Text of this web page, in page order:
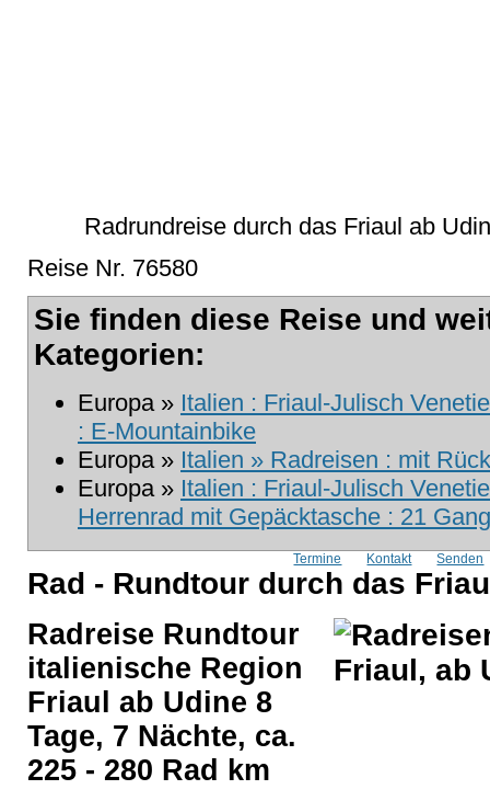
Radrundreise durch das Friaul ab
Reise Nr. 76580
Sie finden diese Reise und
Kategorien:
Europa » Italien : Friaul-Julisch
: E-Mountainbike
Europa » Italien » Radreisen : mit
Europa » Italien : Friaul-Julisch
Herrenrad mit Gepäcktasche : 21
Termine Kontakt Senden
Rad - Rundtour durch das
Radreise Rundtour
italienische Region
Friaul ab Udine 8
Tage, 7 Nächte, ca.
225 - 280 Rad km